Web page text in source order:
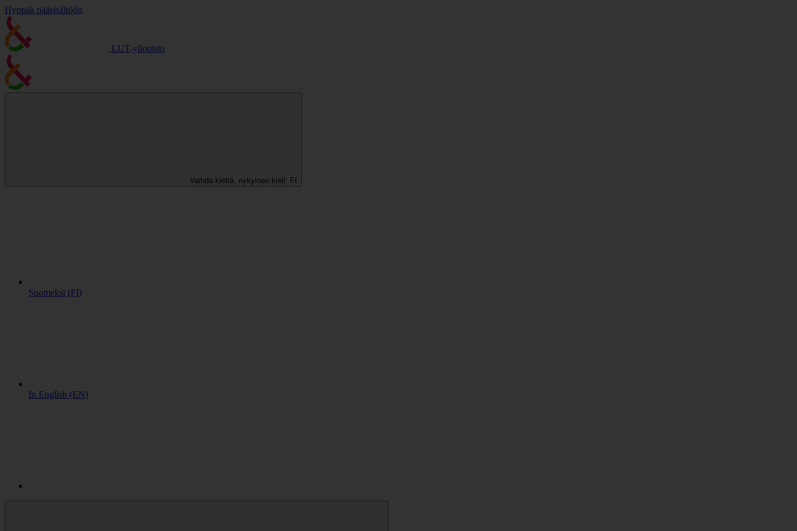
Hyppää pääsisältöön
LUT-yliopisto
Vaihda kieltä, nykyinen kieli: FI
Suomeksi (FI)
In English (EN)